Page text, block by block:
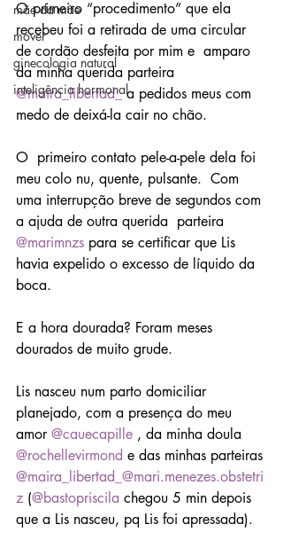
mãe da mãe
mover
ginecologia natural
inteligência hormonal
O primeiro “procedimento” que ela
recebeu foi a retirada de uma circular
de cordão desfeita por mim e  amparo
da minha querida parteira
@maira_libertad_ a pedidos meus com
medo de deixá-la cair no chão.
O  primeiro contato pele-a-pele dela foi
meu colo nu, quente, pulsante.  Com
uma interrupção breve de segundos com
a ajuda de outra querida  parteira
@marimnzs para se certificar que Lis
havia expelido o excesso de líquido da
boca.
E a hora dourada? Foram meses
dourados de muito grude.
Lis nasceu num parto domiciliar
planejado, com a presença do meu
amor @cauecapille , da minha doula
@rochellevirmond e das minhas parteiras
@maira_libertad_ @mari.menezes.obstetri
z (@bastopriscila chegou 5 min depois
que a Lis nasceu, pq Lis foi apressada).